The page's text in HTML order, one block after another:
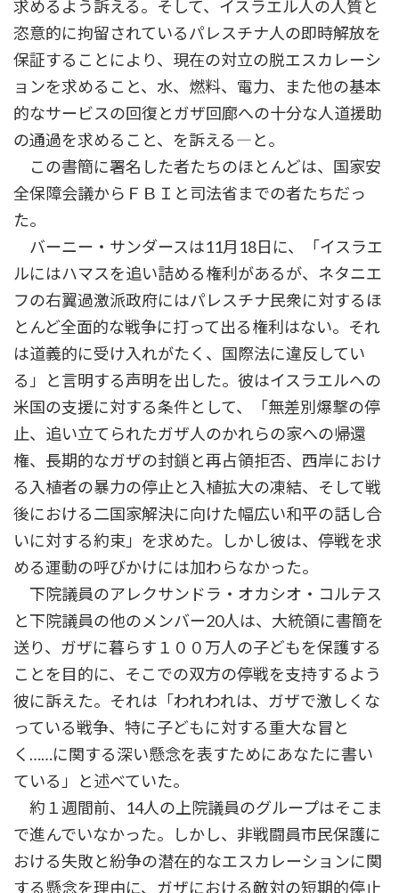
求めるよう訴える。そして、イスラエル人の人質と
恣意的に拘留されているパレスチナ人の即時解放を
保証することにより、現在の対立の脱エスカレーシ
ョンを求めること、水、燃料、電力、また他の基本
的なサービスの回復とガザ回廊への十分な人道援助
の通過を求めること、を訴える―と。
この書簡に署名した者たちのほとんどは、国家安
全保障会議からＦＢＩと司法省までの者たちだっ
た。
バーニー・サンダースは11月18日に、「イスラエ
ルにはハマスを追い詰める権利があるが、ネタニエ
フの右翼過激派政府にはパレスチナ民衆に対するほ
とんど全面的な戦争に打って出る権利はない。それ
は道義的に受け入れがたく、国際法に違反してい
る」と言明する声明を出した。彼はイスラエルへの
米国の支援に対する条件として、「無差別爆撃の停
止、追い立てられたガザ人のかれらの家への帰還
権、長期的なガザの封鎖と再占領拒否、西岸におけ
る入植者の暴力の停止と入植拡大の凍結、そして戦
後における二国家解決に向けた幅広い和平の話し合
いに対する約束」を求めた。しかし彼は、停戦を求
める運動の呼びかけには加わらなかった。
下院議員のアレクサンドラ・オカシオ・コルテス
と下院議員の他のメンバー20人は、大統領に書簡を
送り、ガザに暮らす１００万人の子どもを保護する
ことを目的に、そこでの双方の停戦を支持するよう
彼に訴えた。それは「われわれは、ガザで激しくな
っている戦争、特に子どもに対する重大な冒と
く……に関する深い懸念を表すためにあなたに書い
ている」と述べていた。
約１週間前、14人の上院議員のグループはそこま
で進んでいなかった。しかし、非戦闘員市民保護に
おける失敗と紛争の潜在的なエスカレーションに関
する懸念を理由に、ガザにおける敵対の短期的停止